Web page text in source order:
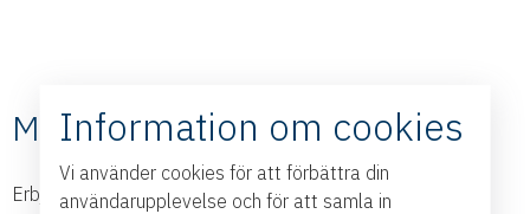
Medlemmarnas nyheter
Erbjudanden och nyheter från våra medlemmar
Information om cookies
Vi använder cookies för att förbättra din
användarupplevelse och för att samla in